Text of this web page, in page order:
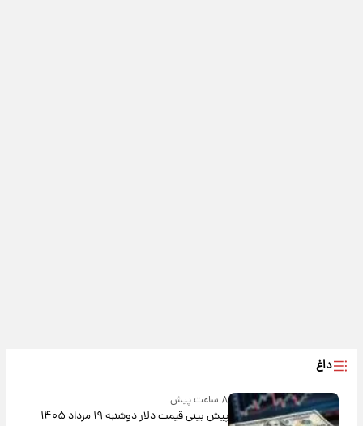
داغ
۸ ساعت پیش
پیش‌ بینی قیمت دلار دوشنبه ۱۹ مرداد ۱۴۰۵